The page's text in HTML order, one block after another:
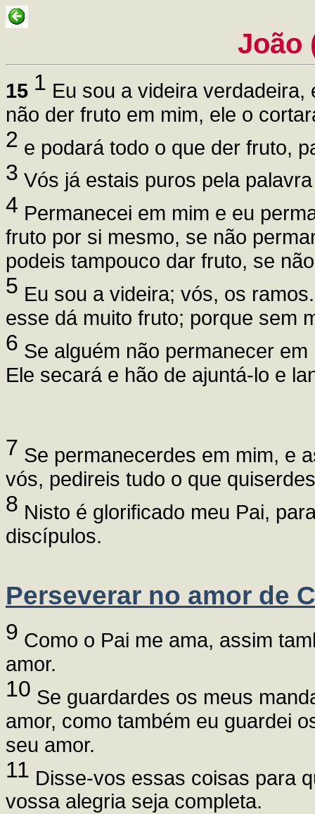
João
15 1 Eu sou a videira verdadeira,
não der fruto em mim, ele o
2 e podará todo o que der fruto,
3 Vós já estais puros pela
4 Permanecei em mim e eu
fruto por si mesmo, se não
podeis tampouco dar fruto, se
5 Eu sou a videira; vós, os
esse dá muito fruto; porque sem
6 Se alguém não permanecer
Ele secará e hão de ajuntá-lo e
7 Se permanecerdes em mim, e
vós, pedireis tudo o que
8 Nisto é glorificado meu Pai,
discípulos.
Perseverar no amor de
9 Como o Pai me ama, assim
amor.
10 Se guardardes os meus
amor, como também eu guardei
seu amor.
11 Disse-vos essas coisas para
vossa alegria seja completa.